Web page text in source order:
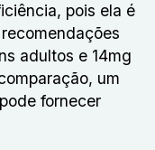
pois ela é
adultos e 14mg
um
fornecer